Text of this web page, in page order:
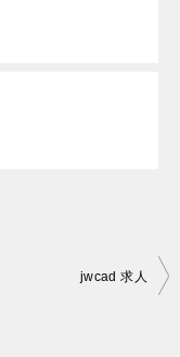
jwcad 求人